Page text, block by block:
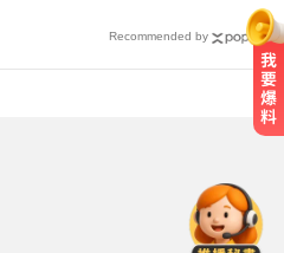
Recommended by